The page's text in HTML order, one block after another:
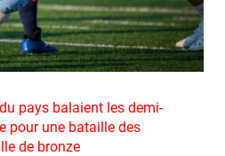
pays balaient les demi-
pour une bataille des
de bronze